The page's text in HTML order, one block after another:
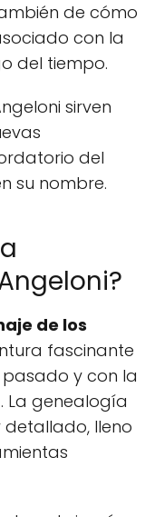
de cómo
con la
del tiempo.
sirven
del
su nombre.
de los
fascinante
pasado y con la
La genealogía
lleno